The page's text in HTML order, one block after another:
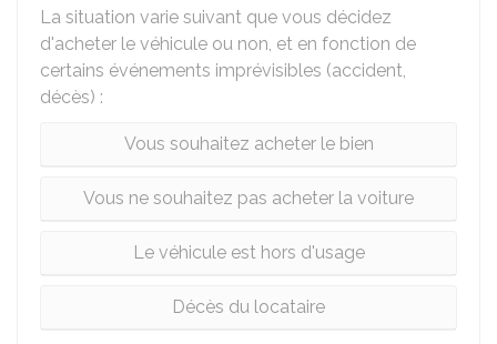
La situation varie suivant que vous décidez
d'acheter le véhicule ou non, et en fonction de
certains événements imprévisibles (accident,
décès) :
Vous souhaitez acheter le bien
Vous ne souhaitez pas acheter la voiture
Le véhicule est hors d'usage
Décès du locataire